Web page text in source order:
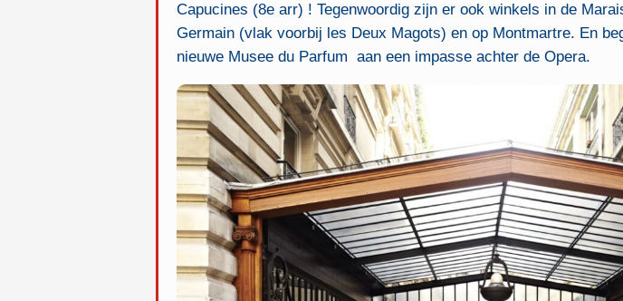
Capucines (8e arr) ! Tegenwoordig zijn er ook winkels in de
Germain (vlak voorbij les Deux Magots) en op Montmartre. En
nieuwe Musee du Parfum aan een impasse achter de Opera.